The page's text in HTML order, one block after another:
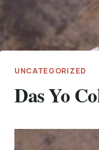
UNCATEGORIZED
Das Yo